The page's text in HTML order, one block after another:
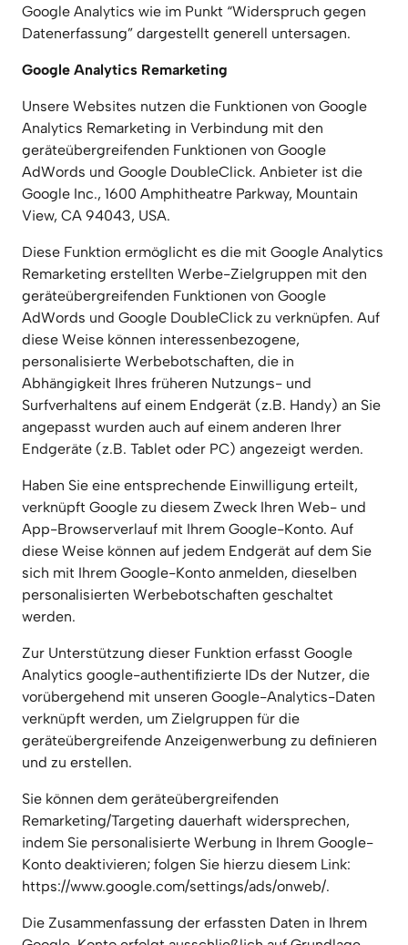
Google Analytics wie im Punkt “Widerspruch gegen
Datenerfassung” dargestellt generell untersagen.
Google Analytics Remarketing
Unsere Websites nutzen die Funktionen von Google
Analytics Remarketing in Verbindung mit den
geräteübergreifenden Funktionen von Google
AdWords und Google DoubleClick. Anbieter ist die
Google Inc., 1600 Amphitheatre Parkway, Mountain
View, CA 94043, USA.
Diese Funktion ermöglicht es die mit Google Analytics
Remarketing erstellten Werbe-Zielgruppen mit den
geräteübergreifenden Funktionen von Google
AdWords und Google DoubleClick zu verknüpfen. Auf
diese Weise können interessenbezogene,
personalisierte Werbebotschaften, die in
Abhängigkeit Ihres früheren Nutzungs- und
Surfverhaltens auf einem Endgerät (z.B. Handy) an Sie
angepasst wurden auch auf einem anderen Ihrer
Endgeräte (z.B. Tablet oder PC) angezeigt werden.
Haben Sie eine entsprechende Einwilligung erteilt,
verknüpft Google zu diesem Zweck Ihren Web- und
App-Browserverlauf mit Ihrem Google-Konto. Auf
diese Weise können auf jedem Endgerät auf dem Sie
sich mit Ihrem Google-Konto anmelden, dieselben
personalisierten Werbebotschaften geschaltet
werden.
Zur Unterstützung dieser Funktion erfasst Google
Analytics google-authentifizierte IDs der Nutzer, die
vorübergehend mit unseren Google-Analytics-Daten
verknüpft werden, um Zielgruppen für die
geräteübergreifende Anzeigenwerbung zu definieren
und zu erstellen.
Sie können dem geräteübergreifenden
Remarketing/Targeting dauerhaft widersprechen,
indem Sie personalisierte Werbung in Ihrem Google-
Konto deaktivieren; folgen Sie hierzu diesem Link:
https://www.google.com/settings/ads/onweb/.
Die Zusammenfassung der erfassten Daten in Ihrem